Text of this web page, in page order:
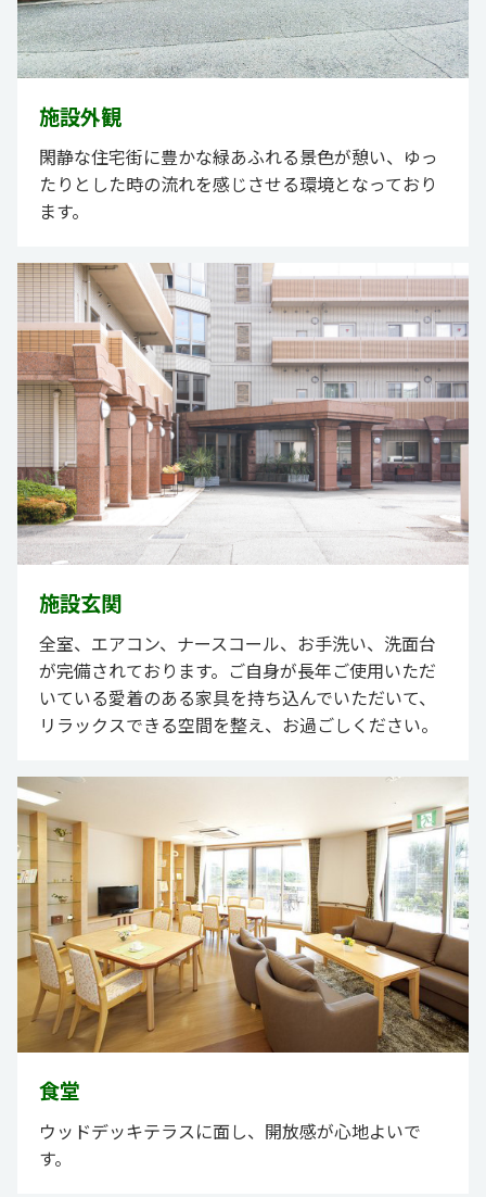
施設外観
閑静な住宅街に豊かな緑あふれる景色が憩い、ゆっ
たりとした時の流れを感じさせる環境となっており
ます。
施設玄関
全室、エアコン、ナースコール、お手洗い、洗面台
が完備されております。ご自身が長年ご使用いただ
いている愛着のある家具を持ち込んでいただいて、
リラックスできる空間を整え、お過ごしください。
食堂
ウッドデッキテラスに面し、開放感が心地よいで
す。